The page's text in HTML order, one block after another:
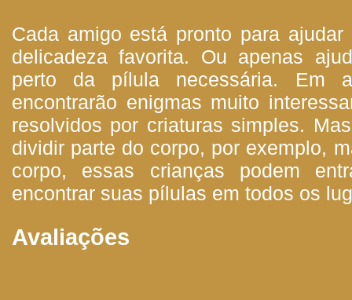
Cada amigo está pronto para
delicadeza favorita. Ou apenas
perto da pílula necessária. Em
encontrarão enigmas muito
resolvidos por criaturas simples.
dividir parte do corpo, por exemplo,
corpo, essas crianças podem
encontrar suas pílulas em todos os
Avaliações